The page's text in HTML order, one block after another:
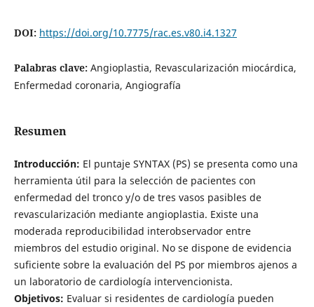
DOI: https://doi.org/10.7775/rac.es.v80.i4.1327
Palabras clave: Angioplastia, Revascularización miocárdica,
Enfermedad coronaria, Angiografía
Resumen
Introducción: El puntaje SYNTAX (PS) se presenta como una
herramienta útil para la selección de pacientes con
enfermedad del tronco y/o de tres vasos pasibles de
revascularización mediante angioplastia. Existe una
moderada reproducibilidad interobservador entre
miembros del estudio original. No se dispone de evidencia
suficiente sobre la evaluación del PS por miembros ajenos a
un laboratorio de cardiología intervencionista.
Objetivos: Evaluar si residentes de cardiología pueden